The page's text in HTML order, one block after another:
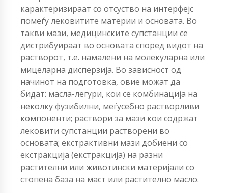
карактеризираат со отсуство на интерфејс
помеѓу лековитите материи и основата. Во
такви мази, медицинските супстанции се
дистрибуираат во основата според видот на
растворот, т.е. намалени на молекуларна или
мицеларна дисперзија. Во зависност од
начинот на подготовка, овие можат да
бидат: масла-легури, кои се комбинација на
неколку фузибилни, меѓусебно растворливи
компоненти; раствори за мази кои содржат
лековити супстанции растворени во
основата; екстрактивни мази добиени со
екстракција (екстракција) на разни
растителни или животински материјали со
стопена база на маст или растително масло.